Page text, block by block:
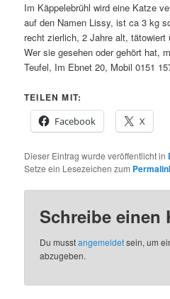
Im Käppelebrühl wird eine Katze
auf den Namen Lissy, ist ca 3 kg
recht zierlich, 2 Jahre alt, tätowiert
Wer sie gesehen oder gehört hat,
Teufel, Im Ebnet 20, Mobil 0151
TEILEN MIT:
Facebook
X
Dieser Eintrag wurde veröffentlicht in
Setze ein Lesezeichen zum
Schreibe einen
Du musstangemeldetsein, um
abzugeben.